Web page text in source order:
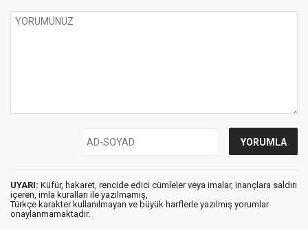
UYARI: Küfür, hakaret, rencide edici cümleler veya imalar, inançlara saldırı
içeren, imla kuralları ile yazılmamış,
Türkçe karakter kullanılmayan ve büyük harflerle yazılmış yorumlar
onaylanmamaktadır.